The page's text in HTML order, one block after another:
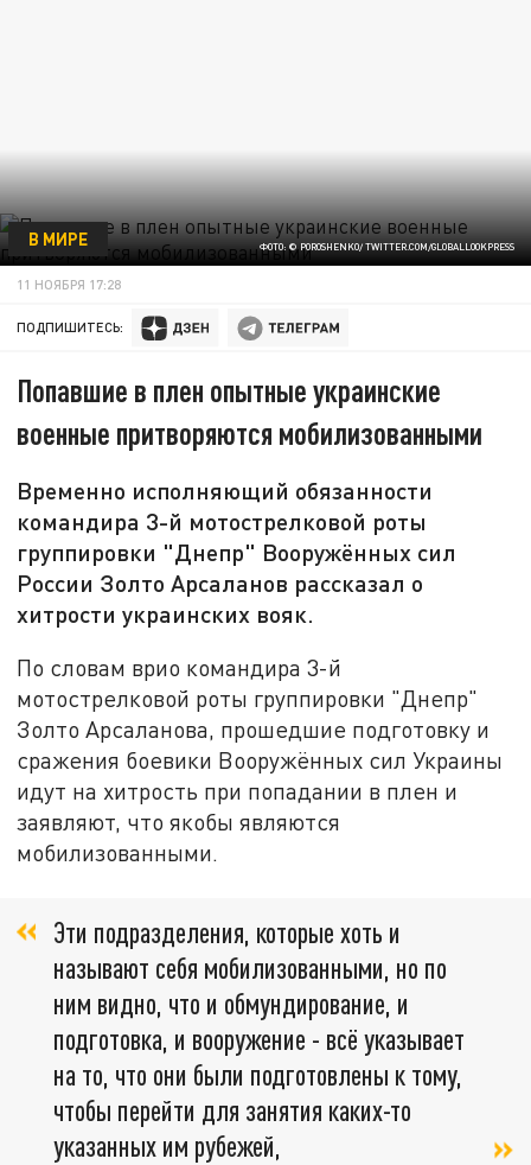
ФОТО: © POROSHENKO/ TWITTER.COM/GLOBALLOOKPRESS
В МИРЕ
11 НОЯБРЯ 17:28
ПОДПИШИТЕСЬ:
Попавшие в плен опытные украинские
военные притворяются мобилизованными
Временно исполняющий обязанности
командира 3-й мотострелковой роты
группировки "Днепр" Вооружённых сил
России Золто Арсаланов рассказал о
хитрости украинских вояк.
По словам врио командира 3-й
мотострелковой роты группировки "Днепр"
Золто Арсаланова, прошедшие подготовку и
сражения боевики Вооружённых сил Украины
идут на хитрость при попадании в плен и
заявляют, что якобы являются
мобилизованными.
Эти подразделения, которые хоть и
называют себя мобилизованными, но по
ним видно, что и обмундирование, и
подготовка, и вооружение - всё указывает
на то, что они были подготовлены к тому,
чтобы перейти для занятия каких-то
указанных им рубежей,